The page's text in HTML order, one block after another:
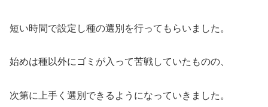
短い時間で設定し種の選別を行ってもらいました。
始めは種以外にゴミが入って苦戦していたものの、
次第に上手く選別できるようになっていきました。